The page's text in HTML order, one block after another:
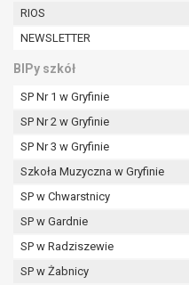
RIOS
NEWSLETTER
BIPy szkół
SP Nr 1 w Gryfinie
SP Nr 2 w Gryfinie
SP Nr 3 w Gryfinie
Szkoła Muzyczna w Gryfinie
SP w Chwarstnicy
SP w Gardnie
SP w Radziszewie
SP w Żabnicy